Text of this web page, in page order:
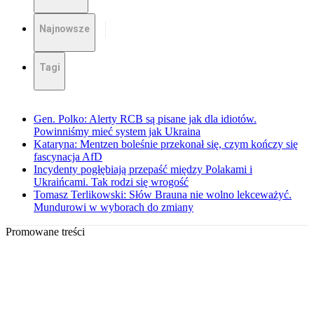
Najnowsze
Tagi
Gen. Polko: Alerty RCB są pisane jak dla idiotów.
Powinniśmy mieć system jak Ukraina
Kataryna: Mentzen boleśnie przekonał się, czym kończy się
fascynacja AfD
Incydenty pogłębiają przepaść między Polakami i
Ukraińcami. Tak rodzi się wrogość
Tomasz Terlikowski: Słów Brauna nie wolno lekceważyć.
Mundurowi w wyborach do zmiany
Promowane treści